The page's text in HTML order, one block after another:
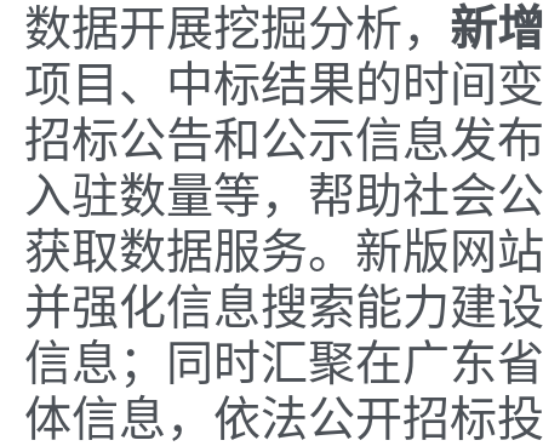
数据开展挖掘分析， 新
项目、中标结果的时间
招标公告和公示信息发
入驻数量等，帮助社会
获取数据服务。新版网
并强化信息搜索能力建
信息；同时汇聚在广东
体信息，依法公开招标